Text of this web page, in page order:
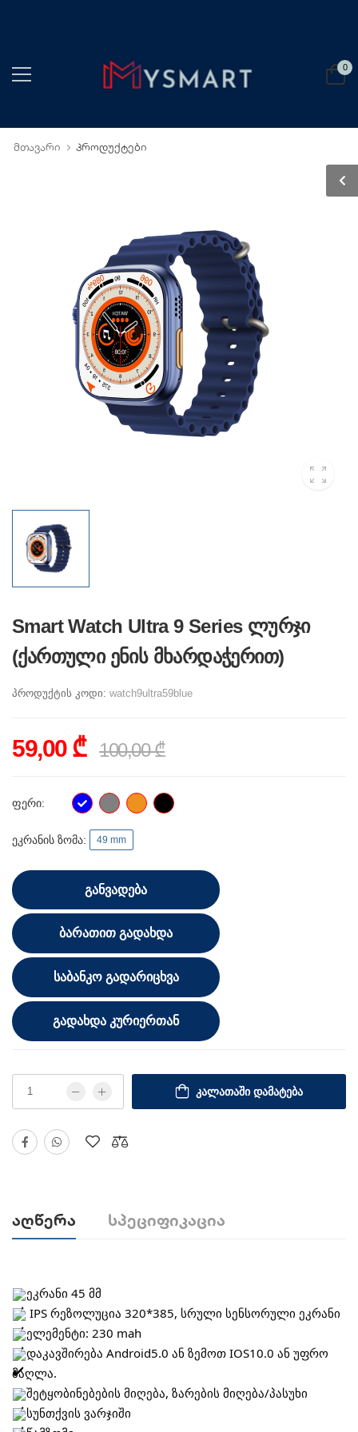
0
მთავარი პროდუქტები
Smart Watch Ultra 9 Series ლურჯი
(ქართული ენის მხარდაჭერით)
პროდუქტის კოდი: watch9ultra59blue
59,00 ₾ 100,00 ₾
ფერი:
ეკრანის ზომა: 49 mm
ᲒᲐᲜᲕᲐᲓᲔᲑᲐ
ᲑᲐᲠᲐᲗᲘᲗ ᲒᲐᲓᲐᲮᲓᲐ
ᲡᲐᲑᲐᲜᲙᲝ ᲒᲐᲓᲐᲠᲘᲪᲮᲕᲐ
ᲒᲐᲓᲐᲮᲓᲐ ᲙᲣᲠᲘᲔᲠᲗᲐᲜ
ᲙᲐᲚᲐᲗᲐᲨᲘ ᲓᲐᲛᲐᲢᲔᲑᲐ
Აღწერა Სპეციფიკაცია
ეკრანი 45 მმ
IPS რეზოლუცია 320*385, სრული სენსორული ეკრანი
ელემენტი: 230 mah
დაკავშირება Android5.0 ან ზემოთ IOS10.0 ან უფრო
მაღლა.
შეტყობინებების მიღება, ზარების მიღება/პასუხი
სუნთქვის ვარჯიში